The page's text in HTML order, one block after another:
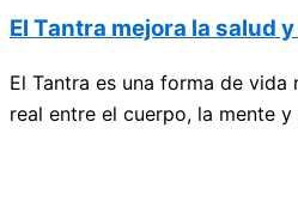
El Tantra mejora la salud
El Tantra es una forma de
real entre el cuerpo, la mente